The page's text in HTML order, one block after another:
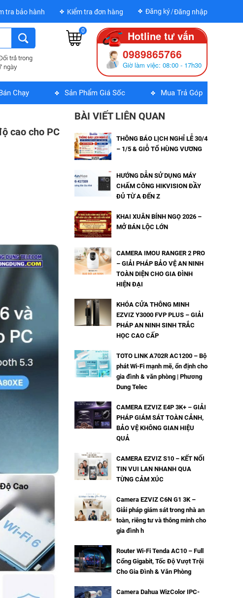
tra bảo hành Kiểm tra đơn hàng Đăng ký Đăng nhập
0
trả trong
ngày
Hotline tư vấn
0989865766
Giờ làm việc: 08:00 - 17h30
Chạy Sản Phẩm Giá Sốc Mua Trả Góp
cao cho PC
BÀI VIẾT LIÊN QUAN
THÔNG BÁO LỊCH NGHỈ LỄ 30/4
– 1/5 & GIỖ TỔ HÙNG VƯƠNG
HƯỚNG DẪN SỬ DỤNG MÁY
CHẤM CÔNG HIKVISION ĐẦY
ĐỦ TỪ A ĐẾN Z
KHAI XUÂN BÍNH NGỌ 2026 –
MỞ BÁN LỘC LỚN
CAMERA IMOU RANGER 2 PRO
– GIẢI PHÁP BẢO VỆ AN NINH
TOÀN DIỆN CHO GIA ĐÌNH
HIỆN ĐẠI
KHÓA CỬA THÔNG MINH
EZVIZ Y3000 FVP PLUS – GIẢI
PHÁP AN NINH SINH TRẮC
HỌC CAO CẤP
TOTO LINK A702R AC1200 – Bộ
phát Wi-Fi mạnh mẽ, ổn định cho
gia đình & văn phòng | Phương
Dung Telec
CAMERA EZVIZ E4P 3K+ – GIẢI
PHÁP GIÁM SÁT TOÀN CẢNH,
BẢO VỆ KHÔNG GIAN HIỆU
QUẢ
CAMERA EZVIZ S10 – KẾT NỐI
TIN VUI LAN NHANH QUA
TỪNG CẢM XÚC
Camera EZVIZ C6N G1 3K –
Giải pháp giám sát trong nhà an
toàn, riêng tư và thông minh cho
gia đình h
Router Wi-Fi Tenda AC10 – Full
Cổng Gigabit, Tốc Độ Vượt Trội
Cho Gia Đình & Văn Phòng
Camera Dahua WizColor IPC-